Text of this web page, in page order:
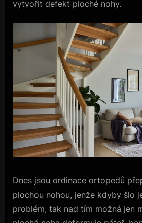
vytvořit defekt ploché nohy.
Dnes jsou ordinace ortopedů
plochou nohou, jenže kdyby šlo
problém, tak nad tím možná jen